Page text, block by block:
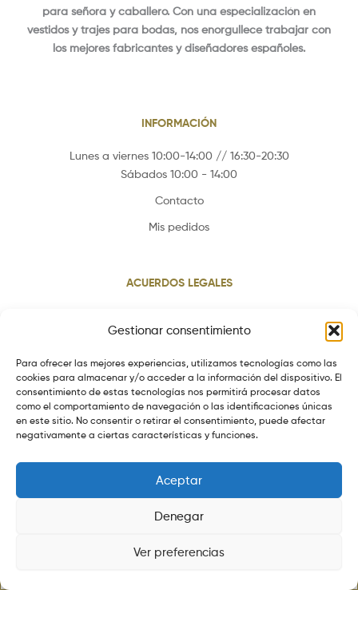
Gestionar consentimiento
Para ofrecer las mejores experiencias, utilizamos tecnologías como las
cookies para almacenar y/o acceder a la información del dispositivo. El
consentimiento de estas tecnologías nos permitirá procesar datos
como el comportamiento de navegación o las identificaciones únicas
en este sitio. No consentir o retirar el consentimiento, puede afectar
negativamente a ciertas características y funciones.
Aceptar
Denegar
Ver preferencias
para señora y caballero. Con una especialización en
vestidos y trajes para bodas, nos enorgullece trabajar con
los mejores fabricantes y diseñadores españoles.
INFORMACIÓN
Lunes a viernes 10:00-14:00 // 16:30-20:30
Sábados 10:00 - 14:00
Contacto
Mis pedidos
ACUERDOS LEGALES
Política de privacidad
Política de envios
Política de devoluciones
©ALMACENESGRANVIA.SHOP TODOS LOS DERECHOS
MYELECTROCHIP.COM